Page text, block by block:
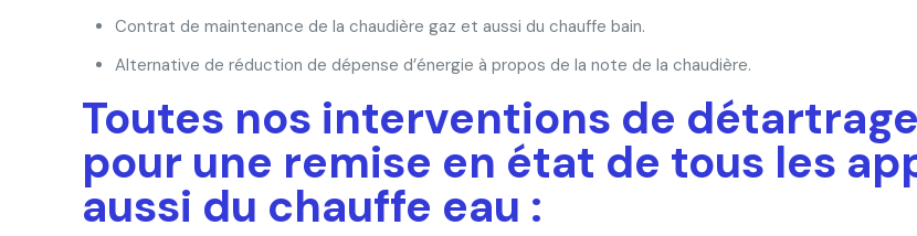
Contrat de maintenance de la chaudière gaz et aussi du chauffe bain.
Alternative de réduction de dépense d’énergie à propos de la note de la chaudière.
Toutes nos interventions de
pour une remise en état de tous les
aussi du chauffe eau :